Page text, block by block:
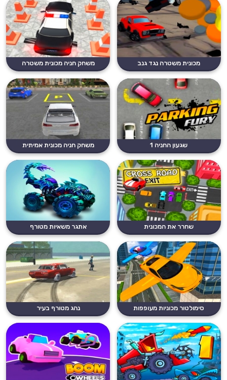
מכונית משטרה נגד גנב משחק חניה מכונית משטרה
שגעון החניה 1 משחק חניה מכונית אמיתית
שחרר את המכונית אתגר משאיות מטורף
סימולטור מכוניות מעופפות נהג מטורף בעיר